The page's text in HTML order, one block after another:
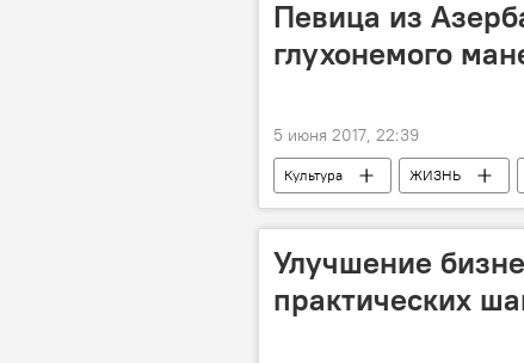
Певица из
глухонемого
5 июня 2017, 22:39
Культура ЖИЗНЬ
клип
Азербайджан
Улучшение
практических